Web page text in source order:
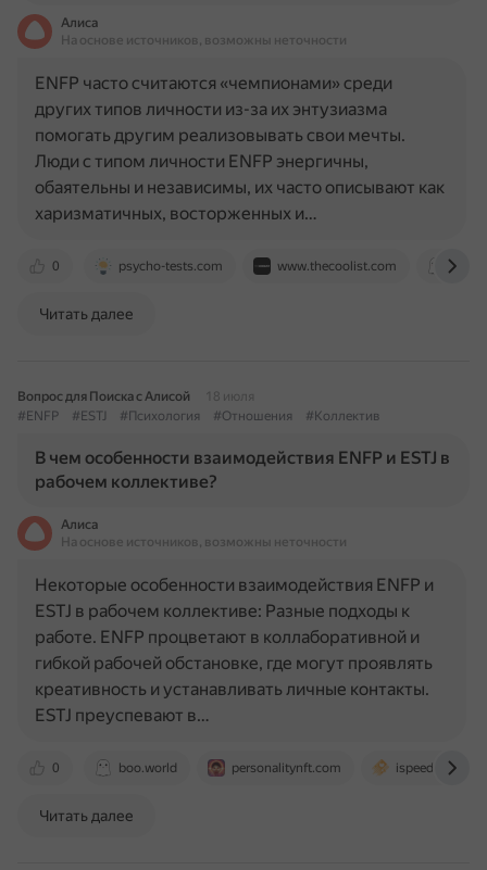
Алиса
На основе источников, возможны неточности
0 psycho-tests.com www.thecoolist.com
ENFP часто считаются «чемпионами» среди
других типов личности из-за их энтузиазма
помогать другим реализовывать свои мечты.
Люди с типом личности ENFP энергичны,
обаятельны и независимы, их часто описывают как
харизматичных, восторженных и…
Читать далее
Вопрос для Поиска с Алисой
18 июля
#ENFP
#ESTJ #Психология #Отношения #Коллектив
В чем особенности взаимодействия ENFP и ESTJ в
рабочем коллективе?
Алиса
На основе источников, возможны неточности
0 boo.world personalitynft.com
Некоторые особенности взаимодействия ENFP и
ESTJ в рабочем коллективе: Разные подходы к
работе. ENFP процветают в коллаборативной и
гибкой рабочей обстановке, где могут проявлять
креативность и устанавливать личные контакты.
ESTJ преуспевают в…
Читать далее